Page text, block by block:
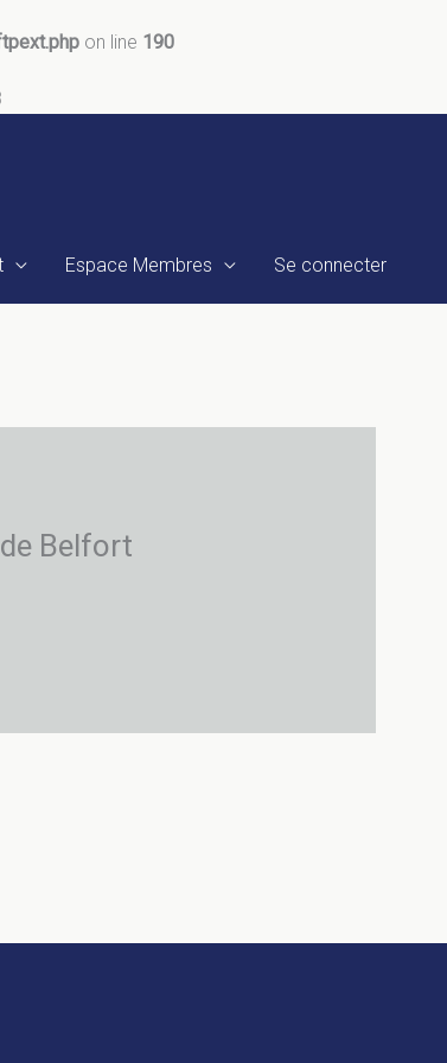
on line 190
Espace Membres Se connecter
Belfort